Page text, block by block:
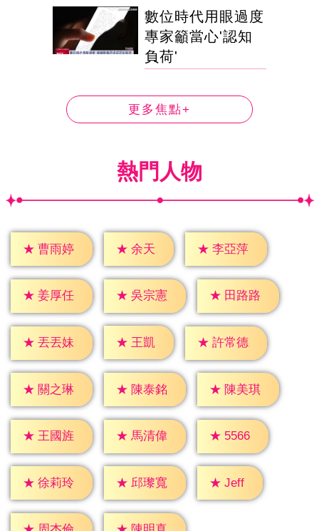
數位時代用眼過度
專家籲當心'認知
負荷'
更多焦點+
熱門人物
★ 曹雨婷 ★ 余天 ★ 李亞萍
★ 姜厚任 ★ 吳宗憲 ★ 田路路
★ 丟丟妹 ★ 王凱 ★ 許常德
★ 關之琳 ★ 陳泰銘 ★ 陳美琪
★ 王國旌 ★ 馬清偉 ★ 5566
★ 徐莉玲 ★ 邱瓈寬 ★ Jeff